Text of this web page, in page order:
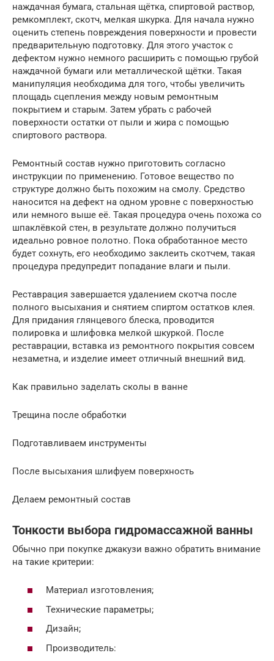
наждачная бумага, стальная щётка, спиртовой раствор,
ремкомплект, скотч, мелкая шкурка. Для начала нужно
оценить степень повреждения поверхности и провести
предварительную подготовку. Для этого участок с
дефектом нужно немного расширить с помощью грубой
наждачной бумаги или металлической щётки. Такая
манипуляция необходима для того, чтобы увеличить
площадь сцепления между новым ремонтным
покрытием и старым. Затем убрать с рабочей
поверхности остатки от пыли и жира с помощью
спиртового раствора.
Ремонтный состав нужно приготовить согласно
инструкции по применению. Готовое вещество по
структуре должно быть похожим на смолу. Средство
наносится на дефект на одном уровне с поверхностью
или немного выше её. Такая процедура очень похожа со
шпаклёвкой стен, в результате должно получиться
идеально ровное полотно. Пока обработанное место
будет сохнуть, его необходимо заклеить скотчем, такая
процедура предупредит попадание влаги и пыли.
Реставрация завершается удалением скотча после
полного высыхания и снятием спиртом остатков клея.
Для придания глянцевого блеска, проводится
полировка и шлифовка мелкой шкуркой. После
реставрации, вставка из ремонтного покрытия совсем
незаметна, и изделие имеет отличный внешний вид.
Как правильно заделать сколы в ванне
Трещина после обработки
Подготавливаем инструменты
После высыхания шлифуем поверхность
Делаем ремонтный состав
Тонкости выбора гидромассажной ванны
Обычно при покупке джакузи важно обратить внимание
на такие критерии:
Материал изготовления;
Технические параметры;
Дизайн;
Производитель: